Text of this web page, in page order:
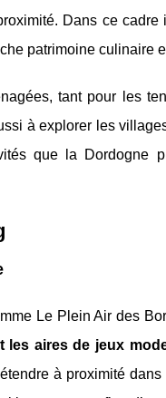
Dans ce cadre
patrimoine culinaire
tant pour les
à explorer les
que la Dordogne
Le Plein Air des
les aires de jeux
à proximité